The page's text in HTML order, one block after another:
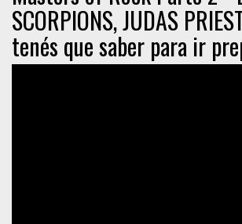
SCORPIONS, JUDAS
tenés que saber para ir